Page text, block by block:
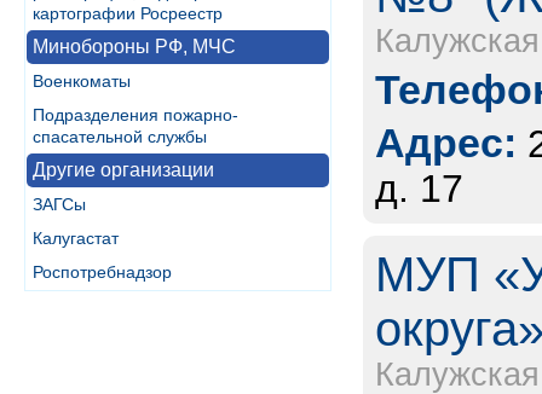
картографии Росреестр
Минобороны РФ, МЧС
Военкоматы
Подразделения пожарно-
спасательной службы
Другие организации
ЗАГСы
Калугастат
Роспотребнадзор
Адрес:
д. 17
МУП